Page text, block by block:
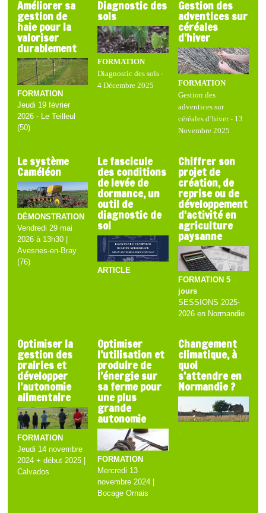
Améliorer sa
gestion de
haie pour la
valoriser
durablement
FORMATION
Jeudi 19 février
2026 - Le Teilleul
(50)
Diagnostic des
sols
FORMATION
Diagnostic des sols -
4 Décembre 2025
Gestion des
adventices sur
céréales
d’hiver
FORMATION
Gestion des
adventices sur
céréales d’hiver - 13
Novembre 2025
Le système
Caméléon
DÉMONSTRATION
Vendredi 29 mai
2026 à 13h30 |
Avesnes-en-Bray
(76)
Le fascicule
des conditions
de levée de
dormance, un
outil de
diagnostic de
sol
ARTICLE
Chiffrer son
projet de
création, de
reprise ou de
développement
d'activité en
agriculture
paysanne
FORMATION 5
jours
SESSIONS 2025-
2026 en Normandie
Optimiser la
gestion des
prairies et
développer
l’autonomie
alimentaire
FORMATION
Jeudi 14 novembre
2024 + début 2025 |
Calvados
Optimiser
l’utilisation et
produire de
l’énergie sur
sa ferme pour
une plus
grande
autonomie
FORMATION
Mercredi 13
novembre 2024 |
Bocage Ornais
Changement
climatique, à
quoi
s’attendre en
Normandie ?